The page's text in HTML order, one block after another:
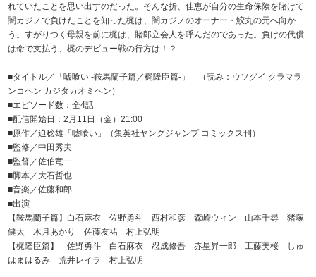
れていたことを思い出すのだった。そんな折、佳恵が自分の生命保険を賭けて
闇カジノで負けたことを知った梶は、闇カジノのオーナー・鮫丸の元へ向か
う。すがりつく母親を前に梶は、賭郎立会人を呼んだのであった。負けの代償
は命で支払う、梶のデビュー戦の行方は！？
■タイトル／「嘘喰い -鞍馬蘭子篇／梶隆臣篇-」 （読み：ウソグイ クラマラ
ンコヘン カジタカオミヘン）
■エピソード数：全4話
■配信開始日：2月11日（金）21:00
■原作／迫稔雄「嘘喰い」（集英社ヤングジャンプ コミックス刊）
■監修／中田秀夫
■監督／佐伯竜一
■脚本／大石哲也
■音楽／佐藤和郎
■出演
【鞍馬蘭子篇】白石麻衣 佐野勇斗 西村和彦 森崎ウィン 山本千尋 猪塚
健太 木月あかり 佐藤友祐 村上弘明
【梶隆臣篇】 佐野勇斗 白石麻衣 忍成修吾 赤星昇一郎 工藤美桜 しゅ
はまはるみ 荒井レイラ 村上弘明